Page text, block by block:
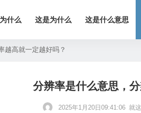
什么 这是为什么 这是什么意思
越高就一定越好吗？
分辨率是什么意思，
2025年1月20日09:41:06 就